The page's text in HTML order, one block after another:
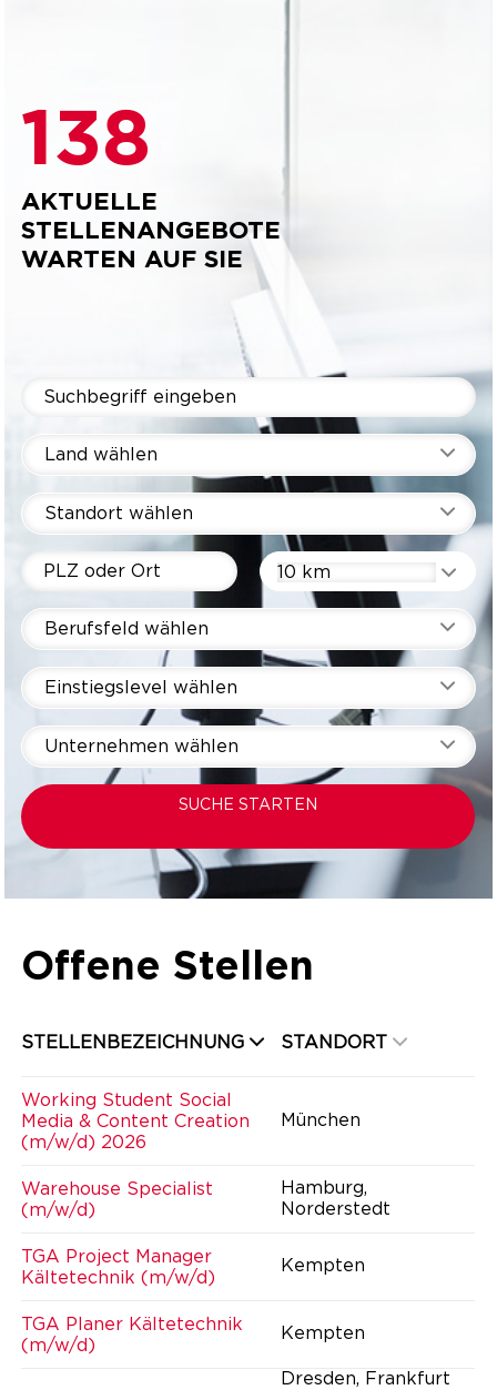
138
AKTUELLE
STELLENANGEBOTE
WARTEN AUF SIE
Land wählen
Standort wählen
10 km
Berufsfeld wählen
Einstiegslevel wählen
Unternehmen wählen
SUCHE STARTEN
Offene Stellen
STELLENBEZEICHNUNG STANDORT
Working Student Social
Media & Content Creation
(m/w/d) 2026
München
Warehouse Specialist
(m/w/d)
Hamburg,
Norderstedt
TGA Project Manager
Kältetechnik (m/w/d)
Kempten
TGA Planer Kältetechnik
(m/w/d)
Kempten
Dresden, Frankfurt